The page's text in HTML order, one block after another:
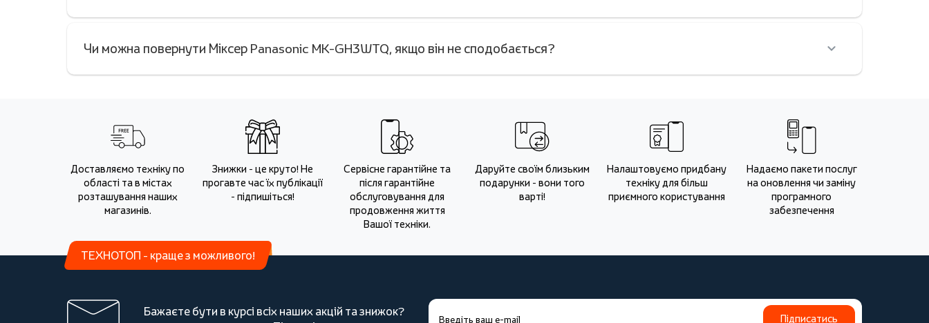
Чи можна повернути Міксер Panasonic MK-GH3WTQ, якщо він не сподобається?
Доставляємо техніку по
області та в містах
розташування наших
магазинів.
Знижки - це круто! Не
прогавте час їх публікації
- підпишіться!
Сервісне гарантійне та
після гарантійне
обслуговування для
продовження життя
Вашої техніки.
Даруйте своїм близьким
подарунки - вони того
варті!
Налаштовуємо придбану
техніку для більш
приємного користування
Надаємо пакети послуг
на оновлення чи заміну
програмного
забезпечення
ТЕХНОТОП - краще з можливого!
Бажаєте бути в курсі всіх наших акцій та знижок?
Підписатись